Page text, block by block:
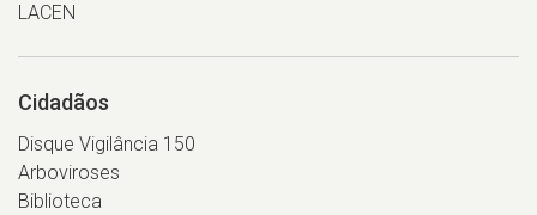
LACEN
Cidadãos
Disque Vigilância 150
Arboviroses
Biblioteca